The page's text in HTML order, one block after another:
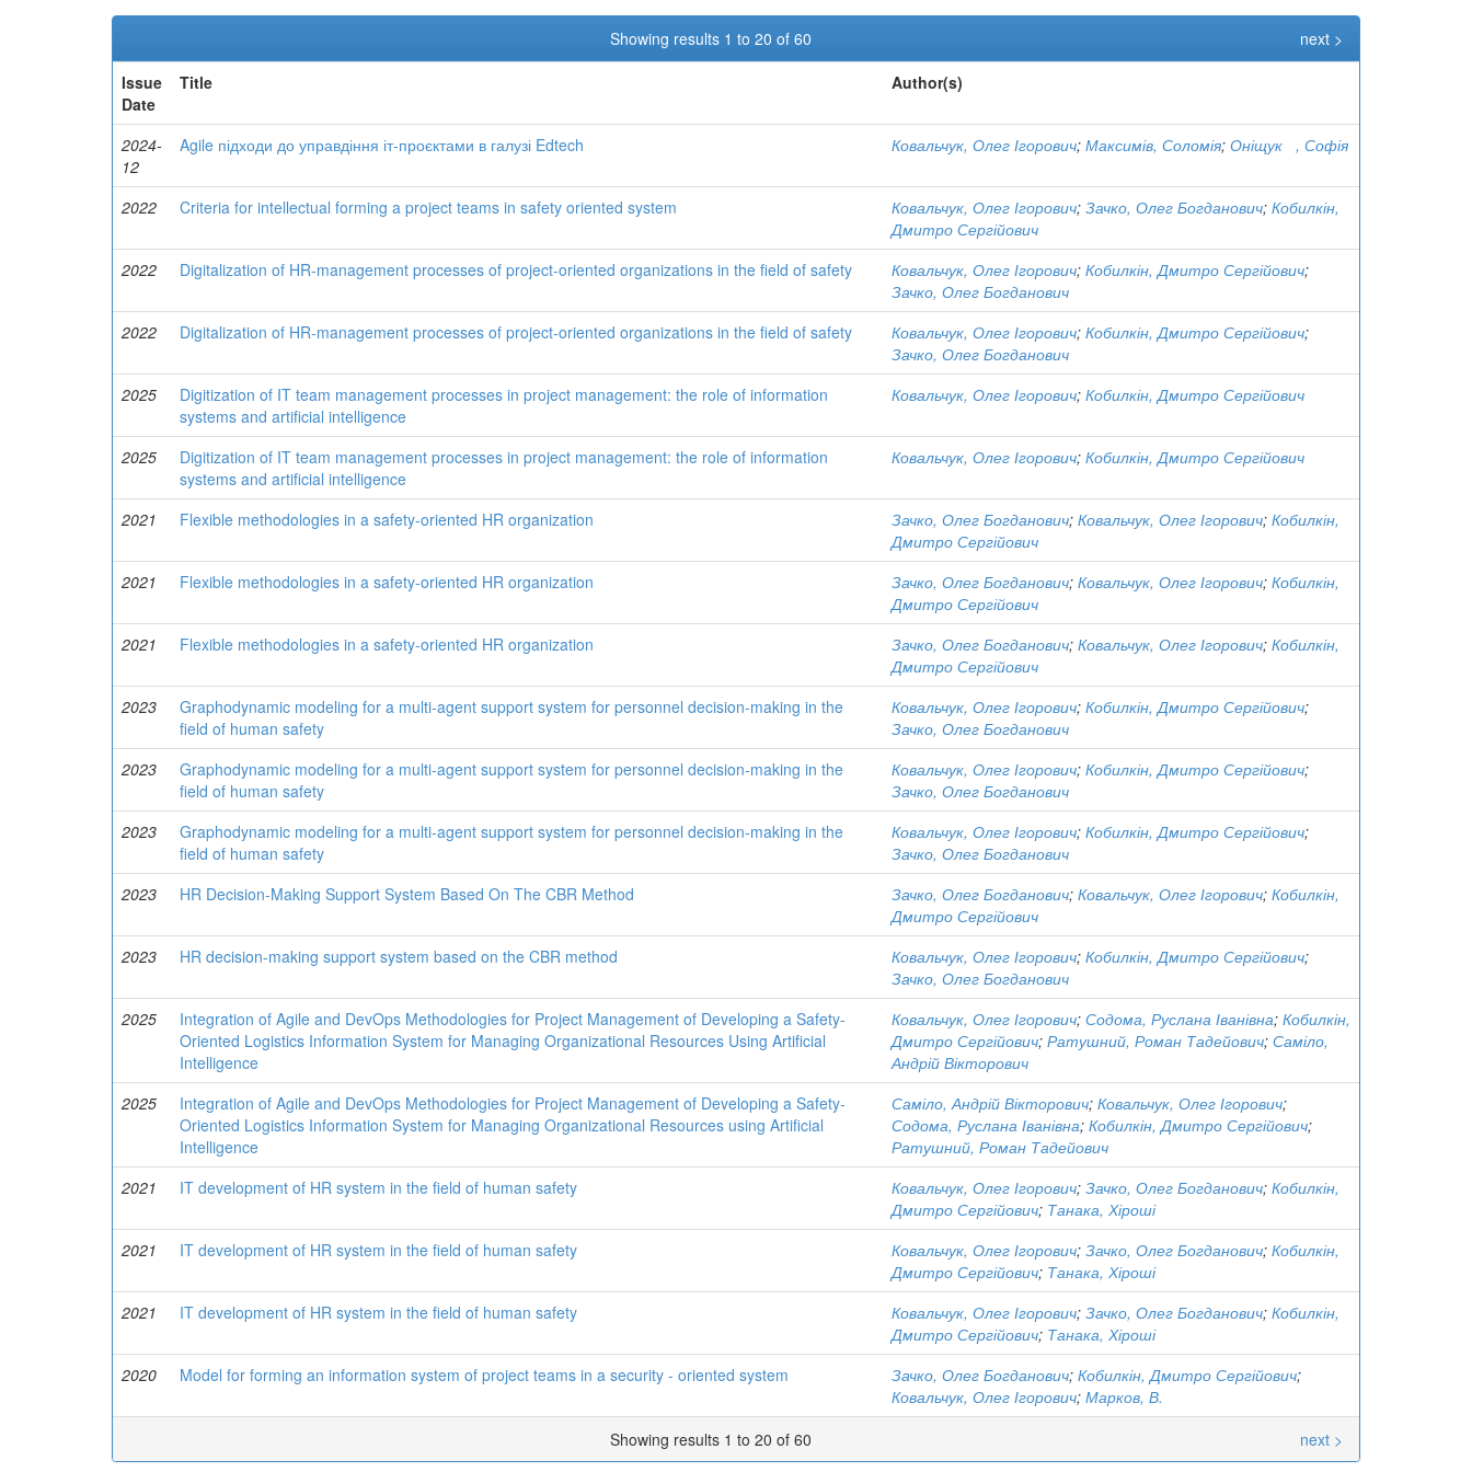
Showing results 1 to 20 of 60
next >
Issue
Date
Title Author(s)
2024-
12
Agile підходи до управдіння іт-проєктами в галузі Edtech Ковальчук, Олег Ігорович; Максимів, Соломія; Оніщук , Софія
2022 Criteria for intellectual forming a project teams in safety oriented system Ковальчук, Олег Ігорович; Зачко, Олег Богданович; Кобилкін,
Дмитро Сергійович
2022
Digitalization of HR-management processes of project-oriented organizations in the field of safety Ковальчук, Олег Ігорович; Кобилкін, Дмитро Сергійович;
Зачко, Олег Богданович
2022
Digitalization of HR-management processes of project-oriented organizations in the field of safety Ковальчук, Олег Ігорович; Кобилкін, Дмитро Сергійович;
Зачко, Олег Богданович
2025
Digitization of IT team management processes in project management: the role of information
systems and artificial intelligence
Ковальчук, Олег Ігорович; Кобилкін, Дмитро Сергійович
2025
Digitization of IT team management processes in project management: the role of information
systems and artificial intelligence
Ковальчук, Олег Ігорович; Кобилкін, Дмитро Сергійович
2021 Flexible methodologies in a safety-oriented HR organization Зачко, Олег Богданович; Ковальчук, Олег Ігорович; Кобилкін,
Дмитро Сергійович
2021
Flexible methodologies in a safety-oriented HR organization Зачко, Олег Богданович; Ковальчук, Олег Ігорович; Кобилкін,
Дмитро Сергійович
2021
Flexible methodologies in a safety-oriented HR organization Зачко, Олег Богданович; Ковальчук, Олег Ігорович; Кобилкін,
Дмитро Сергійович
2023
Graphodynamic modeling for a multi-agent support system for personnel decision-making in the
field of human safety
Ковальчук, Олег Ігорович; Кобилкін, Дмитро Сергійович;
Зачко, Олег Богданович
2023
Graphodynamic modeling for a multi-agent support system for personnel decision-making in the
field of human safety
Ковальчук, Олег Ігорович; Кобилкін, Дмитро Сергійович;
Зачко, Олег Богданович
2023
Graphodynamic modeling for a multi-agent support system for personnel decision-making in the
field of human safety
Ковальчук, Олег Ігорович; Кобилкін, Дмитро Сергійович;
Зачко, Олег Богданович
2023
HR Decision-Making Support System Based On The CBR Method Зачко, Олег Богданович; Ковальчук, Олег Ігорович; Кобилкін,
Дмитро Сергійович
2023
HR decision-making support system based on the CBR method Ковальчук, Олег Ігорович; Кобилкін, Дмитро Сергійович;
Зачко, Олег Богданович
2025
Integration of Agile and DevOps Methodologies for Project Management of Developing a Safety-
Oriented Logistics Information System for Managing Organizational Resources Using Artificial
Intelligence
Ковальчук, Олег Ігорович; Содома, Руслана Іванівна; Кобилкін,
Дмитро Сергійович; Ратушний, Роман Тадейович; Саміло,
Андрій Вікторович
2025
Integration of Agile and DevOps Methodologies for Project Management of Developing a Safety-
Oriented Logistics Information System for Managing Organizational Resources using Artificial
Intelligence
Саміло, Андрій Вікторович; Ковальчук, Олег Ігорович;
Содома, Руслана Іванівна; Кобилкін, Дмитро Сергійович;
Ратушний, Роман Тадейович
2021
IT development of HR system in the field of human safety Ковальчук, Олег Ігорович; Зачко, Олег Богданович; Кобилкін,
Дмитро Сергійович; Танака, Хіроші
2021
IT development of HR system in the field of human safety Ковальчук, Олег Ігорович; Зачко, Олег Богданович; Кобилкін,
Дмитро Сергійович; Танака, Хіроші
2021
IT development of HR system in the field of human safety Ковальчук, Олег Ігорович; Зачко, Олег Богданович; Кобилкін,
Дмитро Сергійович; Танака, Хіроші
2020
Model for forming an information system of project teams in a security - oriented system Зачко, Олег Богданович; Кобилкін, Дмитро Сергійович;
Ковальчук, Олег Ігорович; Марков, В.
Showing results 1 to 20 of 60
next >